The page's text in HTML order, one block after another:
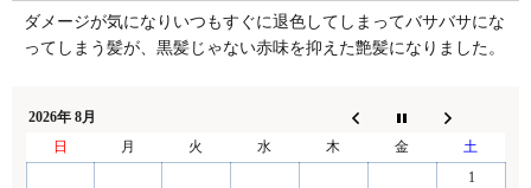
ダメージが気になりいつもすぐに退色してしまってバサバサにな
ってしまう髪が、黒髪じゃない赤味を抑えた艶髪になりました。
2026年 8月
日
月 火 水 木 金
土
1